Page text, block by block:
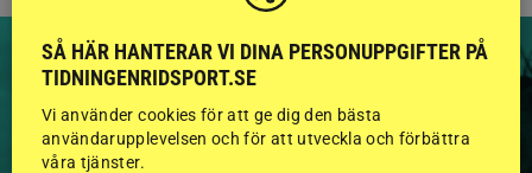
HINGSTAR ONLINE
SÅ HÄR HANTERAR VI DINA PERSONUPPGIFTER PÅ
TIDNINGENRIDSPORT.SE
Vi använder cookies för att ge dig den bästa
användarupplevelsen och för att utveckla och förbättra
våra tjänster.